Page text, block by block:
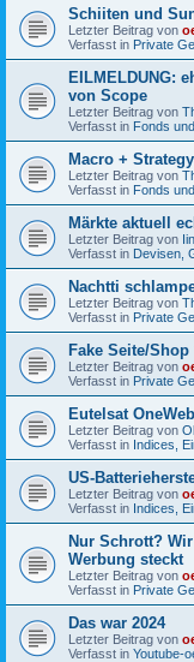
Schiiten und
Letzter Beitrag von
Verfasst in Private
EILMELDUNG:
von Scope
Letzter Beitrag von
Verfasst in Fonds
Macro +
Letzter Beitrag von
Verfasst in Fonds
Märkte aktuell
Letzter Beitrag von
Verfasst in Devisen,
Nachtti
Letzter Beitrag von
Verfasst in Private
Fake Seite/
Letzter Beitrag von
Verfasst in Private
Eutelsat
Letzter Beitrag von
Verfasst in Indices,
US-
Letzter Beitrag von
Verfasst in Indices,
Nur Schrott?
Werbung steckt
Letzter Beitrag von
Verfasst in Private
Das war 2024
Letzter Beitrag von
Verfasst in Youtube-